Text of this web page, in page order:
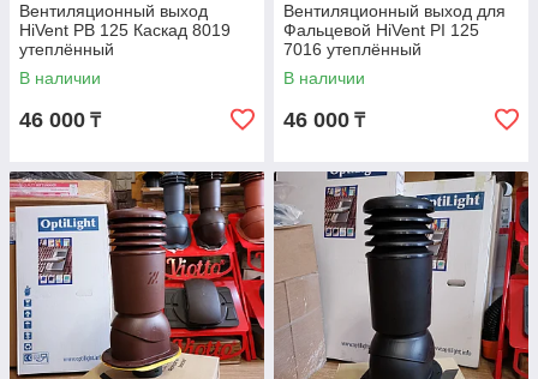
Вентиляционный выход
HiVent PB 125 Каскад 8019
утеплённый
В наличии
46 000 ₸
Вентиляционный выход для
Фальцевой HiVent PI 125
7016 утеплённый
В наличии
46 000 ₸